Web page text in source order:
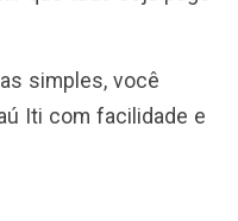
simples, você
Iti com facilidade e